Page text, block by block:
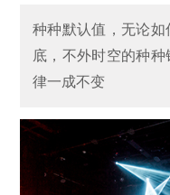
种种默认值，无论
底，不外时空的种
律一成不变